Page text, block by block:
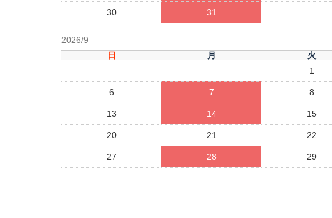
30 31
2026/9
日
月 火
1
6 7 8
13 14 15
20 21 22
27 28 29